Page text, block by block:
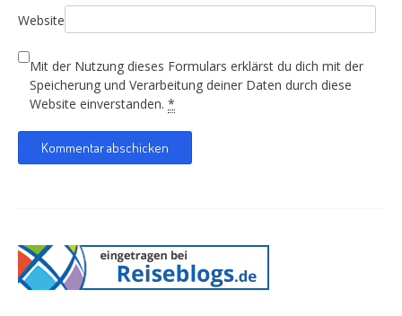
Website
Mit der Nutzung dieses Formulars erklärst du dich mit der
Speicherung und Verarbeitung deiner Daten durch diese
Website einverstanden. *